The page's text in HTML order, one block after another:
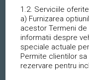
1.2. Serviciile
a) Furnizarea
acestor Termeni de
informatii despre
speciale actuale
Permite clientilor
rezervare pentru